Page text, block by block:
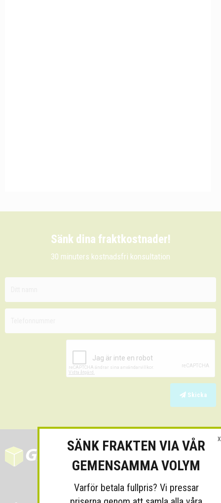
Sänk dina fraktkostnader!
30 minuters kostnadsfri konsultation
Skicka
X
SÄNK FRAKTEN VIA VÅR
GEMENSAMMA VOLYM
Varför betala fullpris? Vi pressar